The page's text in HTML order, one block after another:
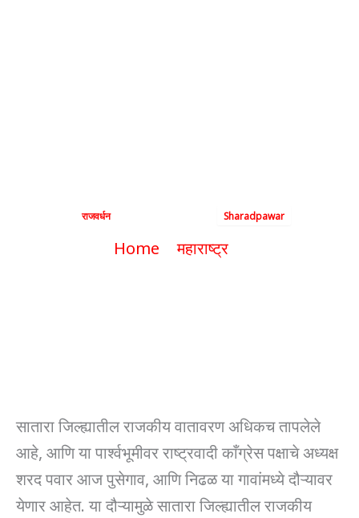
Byराजवर्धन Sharadpawar
Home
महाराष्ट्र
सातारा जिल्ह्यातील राजकीय वातावरण अधिकच तापलेले
आहे, आणि या पार्श्वभूमीवर राष्ट्रवादी काँग्रेस पक्षाचे अध्यक्ष
शरद पवार आज पुसेगाव, आणि निढळ या गावांमध्ये दौऱ्यावर
येणार आहेत. या दौऱ्यामुळे सातारा जिल्ह्यातील राजकीय